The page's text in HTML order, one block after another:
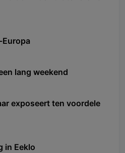
lang weekend
exposeert ten voordele
in Eeklo